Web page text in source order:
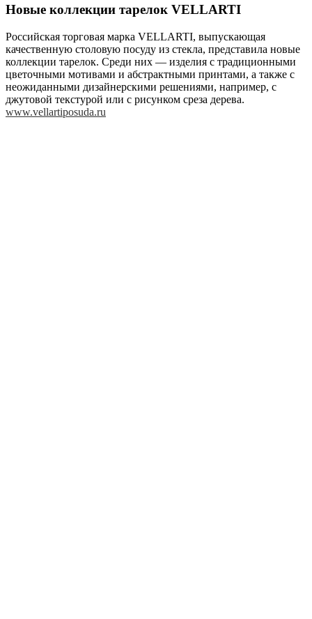
Новые коллекции тарелок VELLARTI
Российская торговая марка VELLARTI, выпускающая
качественную столовую посуду из стекла, представила новые
коллекции тарелок. Среди них — изделия с традиционными
цветочными мотивами и абстрактными принтами, а также с
неожиданными дизайнерскими решениями, например, с
джутовой текстурой или с рисунком среза дерева.
www.vellartiposuda.ru